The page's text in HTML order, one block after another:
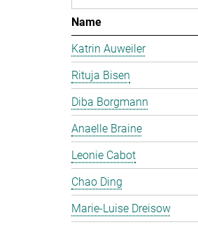
Name
Katrin Auweiler
Rituja Bisen
Diba Borgmann
Anaelle Braine
Leonie Cabot
Chao Ding
Marie-Luise Dreisow